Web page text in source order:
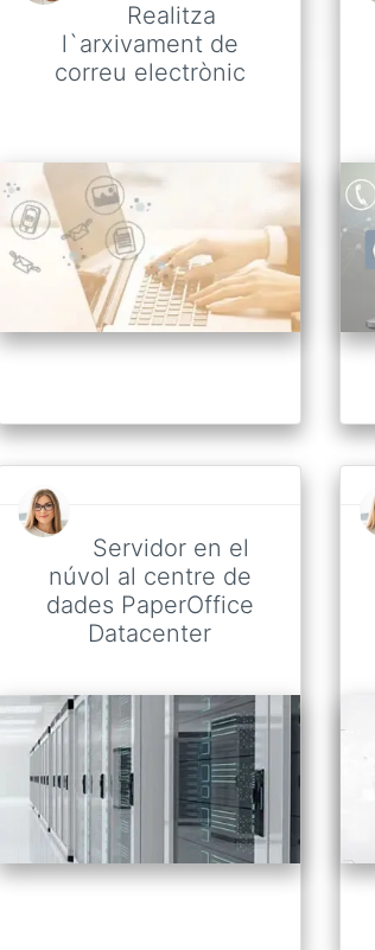
Realitza
l`arxivament de
correu electrònic
Servidor en el
núvol al centre de
dades PaperOffice
Datacenter